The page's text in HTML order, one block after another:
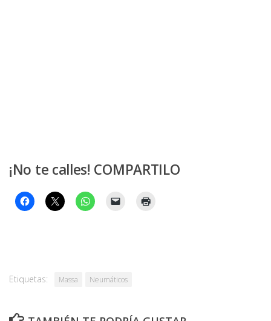
¡No te calles! COMPARTILO
Etiquetas: Massa Neumáticos